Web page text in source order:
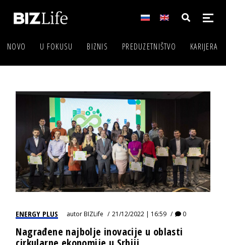
NOVO U FOKUSU BIZNIS PREDUZETNIŠTVO KARIJERA
ENERGY PLUS autorBIZLife 21/12/2022 | 16:59 0
Nagrađene najbolje inovacije u oblasti